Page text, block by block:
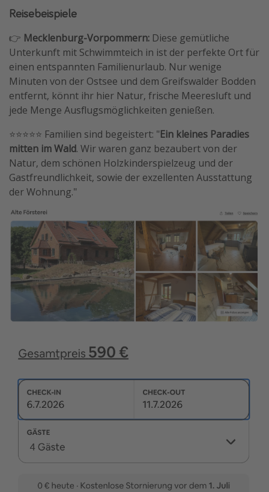
Reisebeispiele
👉 Mecklenburg-Vorpommern: Diese gemütliche
Unterkunft mit Schwimmteich in ist der perfekte Ort für
einen entspannten Familienurlaub. Nur wenige
Minuten von der Ostsee und dem Greifswalder Bodden
entfernt, könnt ihr hier Natur, frische Meeresluft und
jede Menge Ausflugsmöglichkeiten genießen.
⭐️⭐️⭐️⭐️⭐️ Familien sind begeistert: "Ein kleines Paradies
mitten im Wald. Wir waren ganz bezaubert von der
Natur, dem schönen Holzkinderspielzeug und der
Gastfreundlichkeit, sowie der exzellenten Ausstattung
der Wohnung."